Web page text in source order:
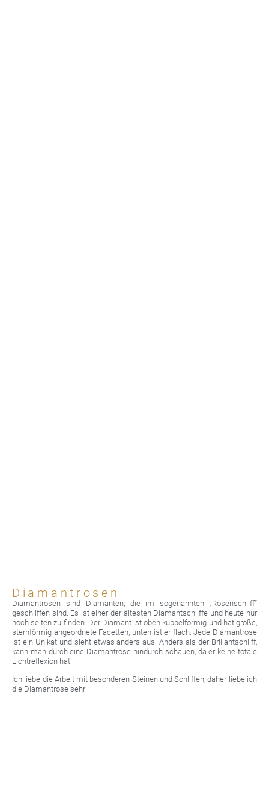
Diamantrosen
Diamantrosen sind Diamanten, die im sogenannten „Rosenschliff“
geschliffen sind. Es ist einer der ältesten Diamantschliffe und heute nur
noch selten zu finden. Der Diamant ist oben kuppelförmig und hat große,
sternförmig angeordnete Facetten, unten ist er flach. Jede Diamantrose
ist ein Unikat und sieht etwas anders aus. Anders als der Brillantschliff,
kann man durch eine Diamantrose hindurch schauen, da er keine totale
Lichtreflexion hat.
Ich liebe die Arbeit mit besonderen Steinen und Schliffen, daher liebe ich
die Diamantrose sehr!